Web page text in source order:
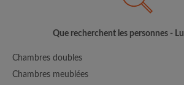
Que recherchent les personnes -
Chambres doubles
Chambres meublées